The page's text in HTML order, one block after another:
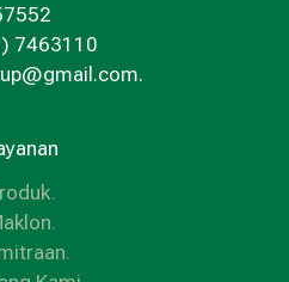
7463110
.
.
.